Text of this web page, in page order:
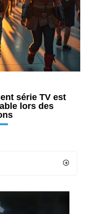
série TV est
lors des